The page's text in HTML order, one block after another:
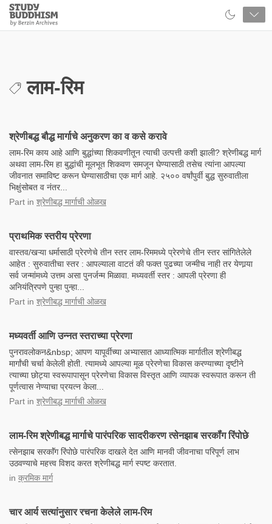
Close
Study
Buddhism
लाम-रिम
श्रेणीबद्ध बौद्ध मार्गाचे अनुकरण का व कसे करावे
लाम-रिम काय आहे आणि बुद्धांच्या शिकवणीतून त्याची उत्पत्ती कशी झाली? श्रेणीबद्ध मार्ग
अथवा लाम-रिम हा बुद्धांची मूलभूत शिकवण समजून घेण्यासाठी तसेच त्यांना आपल्या
जीवनात समाविष्ट करून घेण्यासाठीचा एक मार्ग आहे. २५०० वर्षांपुर्वी बुद्ध सुरुवातीला
भिक्षुंसोबत व नंतर...
Part in श्रेणीबद्ध मार्गाची ओळख
प्राथमिक स्तरीय प्रेरणा
वास्तव/खऱ्या धर्मासाठी प्रेरणेचे तीन स्तर लाम-रिममध्ये प्रेरणेचे तीन स्तर सांगितेलेले
आहेत : सुरुवातीचा स्तर : आपल्याला वाटतं की फक्त पुढच्या जन्मीच नाही तर येणार्‍या
सर्व जन्मांमध्ये उत्तम असा पुनर्जन्म मिळावा. मध्यवर्ती स्तर : आपली प्रेरणा ही
अनियंत्रिपणे पुन्हा पुन्हा...
Part in श्रेणीबद्ध मार्गाची ओळख
मध्यवर्ती आणि उन्नत स्तराच्या प्रेरणा
पुनरावलोकन&nbsp; आपण यापूर्वीच्या अभ्यासात आध्यात्मिक मार्गातील श्रेणीबद्ध
मार्गांची चर्चा केलेली होती. त्यामध्ये आपल्या मूळ प्रेरणेचा विकास करण्याच्या दृष्टीने
त्याच्या छोट्या स्वरूपापासून प्रेरणेचा विकास विस्तृत आणि व्यापक स्वरूपात करून ती
पूर्णत्वास नेण्याचा प्रयत्न केला...
Part in श्रेणीबद्ध मार्गाची ओळख
लाम-रिम श्रेणीबद्ध मार्गाचे पारंपरिक सादरीकरण त्सेनझाब सरकॉंग रिंपोछे
त्सेनझाब सरकाॅंग रिंपोछे पारंपरिक दाखले देत आणि मानवी जीवनाचा परिपूर्ण लाभ
उठवण्याचे महत्त्व विशद करत श्रेणीबद्ध मार्ग स्पष्ट करतात.
in क्रमिक मार्ग
चार आर्य सत्यांनुसार रचना केलेले लाम-रिम